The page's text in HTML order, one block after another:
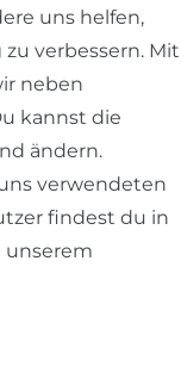
AGB
uns helfen,
verbessern. Mit
neben
kannst die
ändern.
verwendeten
findest du in
unserem